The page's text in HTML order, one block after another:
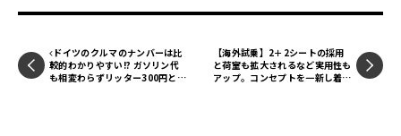
ドイツのクルマのナンバーは比
較的わかりやすい!? ガソリン代
も相変わらずリッター300円と高
【海外試乗】2＋2シートの採用
と荷室も拡大されるなど実用性も
アップ。コンセプトを一新し着実